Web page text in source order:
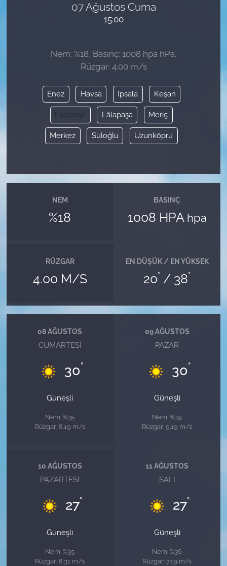
07 Ağustos Cuma
15:00
Nem: %18, Basınç: 1008 hpa hPa,
Rüzgar: 4.00 m/s
Enez Havsa İpsala Keşan
Lalapaşa Lâlapaşa Meriç
Merkez Süloğlu Uzunköprü
NEM
%18
BASINÇ
1008 HPA hpa
RÜZGAR
4.00 M/S
EN DÜŞÜK / EN YÜKSEK
20° / 38°
08 AĞUSTOS
CUMARTESI
30°
Güneşli
Nem: %35
Rüzgar: 8.19 m/s
09 AĞUSTOS
PAZAR
30°
Güneşli
Nem: %39
Rüzgar: 9.19 m/s
10 AĞUSTOS
PAZARTESI
27°
Güneşli
Nem: %35
Rüzgar: 8.31 m/s
11 AĞUSTOS
SALI
27°
Güneşli
Nem: %36
Rüzgar: 7.19 m/s